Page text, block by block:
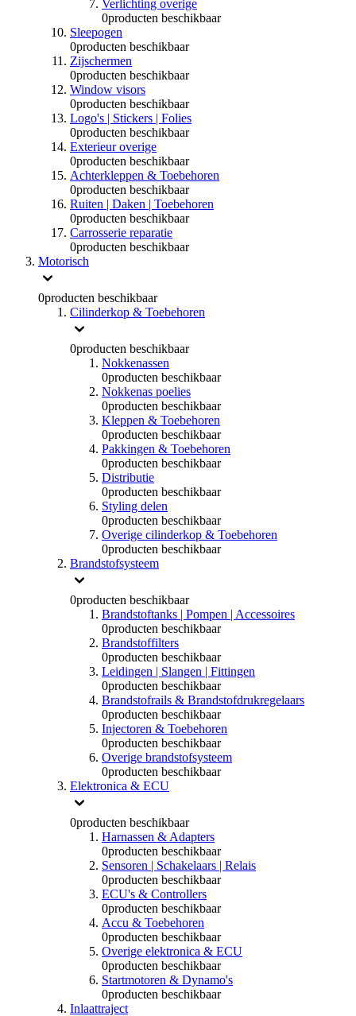
Verlichting overige
0producten beschikbaar
Sleepogen
0producten beschikbaar
Zijschermen
0producten beschikbaar
Window visors
0producten beschikbaar
Logo's | Stickers | Folies
0producten beschikbaar
Exterieur overige
0producten beschikbaar
Achterkleppen & Toebehoren
0producten beschikbaar
Ruiten | Daken | Toebehoren
0producten beschikbaar
Carrosserie reparatie
0producten beschikbaar
Motorisch
0producten beschikbaar
Cilinderkop & Toebehoren
0producten beschikbaar
Nokkenassen
0producten beschikbaar
Nokkenas poelies
0producten beschikbaar
Kleppen & Toebehoren
0producten beschikbaar
Pakkingen & Toebehoren
0producten beschikbaar
Distributie
0producten beschikbaar
Styling delen
0producten beschikbaar
Overige cilinderkop & Toebehoren
0producten beschikbaar
Brandstofsysteem
0producten beschikbaar
Brandstoftanks | Pompen | Accessoires
0producten beschikbaar
Brandstoffilters
0producten beschikbaar
Leidingen | Slangen | Fittingen
0producten beschikbaar
Brandstofrails & Brandstofdrukregelaars
0producten beschikbaar
Injectoren & Toebehoren
0producten beschikbaar
Overige brandstofsysteem
0producten beschikbaar
Elektronica & ECU
0producten beschikbaar
Harnassen & Adapters
0producten beschikbaar
Sensoren | Schakelaars | Relais
0producten beschikbaar
ECU's & Controllers
0producten beschikbaar
Accu & Toebehoren
0producten beschikbaar
Overige elektronica & ECU
0producten beschikbaar
Startmotoren & Dynamo's
0producten beschikbaar
Inlaattraject